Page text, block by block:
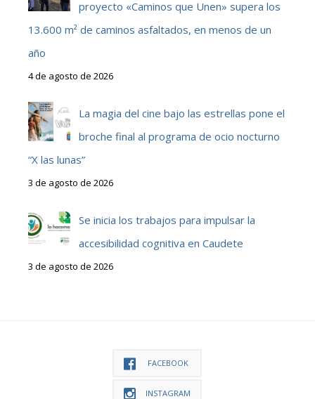
proyecto «Caminos que Unen» supera los
13.600 m² de caminos asfaltados, en menos de un
año
4 de agosto de 2026
La magia del cine bajo las estrellas pone el
broche final al programa de ocio nocturno
“X las lunas”
3 de agosto de 2026
Se inicia los trabajos para impulsar la
accesibilidad cognitiva en Caudete
3 de agosto de 2026
FACEBOOK
INSTAGRAM